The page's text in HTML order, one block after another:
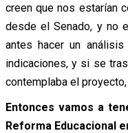
creen que nos estarían
desde el Senado, y no
antes hacer un
indicaciones, y si se
contemplaba el
Entonces vamos a
Reforma Educacional